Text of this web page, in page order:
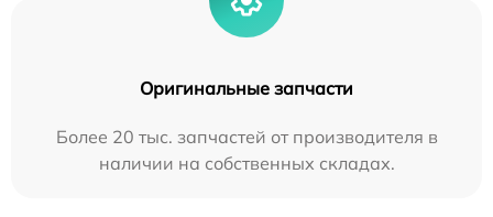
Оригинальные запчасти
Более 20 тыс. запчастей от производителя в
наличии на собственных складах.